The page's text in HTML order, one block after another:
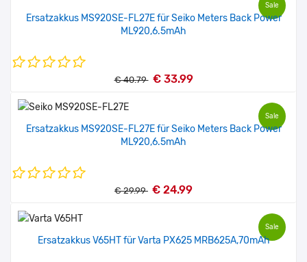
Sale
Ersatzakkus MS920SE-FL27E für Seiko Meters Back Power
ML920,6.5mAh
€ 40.79 € 33.99
Sale
Ersatzakkus MS920SE-FL27E für Seiko Meters Back Power
ML920,6.5mAh
€ 29.99 € 24.99
Sale
Ersatzakkus V65HT für Varta PX625 MRB625A,70mAh